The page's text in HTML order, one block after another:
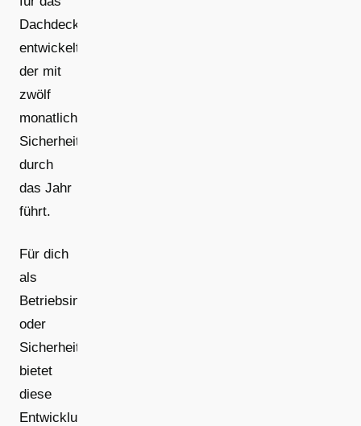
Dachdeckerhandwerk
entwickelt,
der mit
zwölf
monatlichen
Sicherheitsthemen
durch
das Jahr
führt.
Für dich
als
Betriebsinhaber
oder
Sicherheitsbeauftragten
bietet
diese
Entwicklung